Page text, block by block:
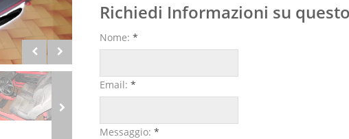
Richiedi Informazioni su
Nome: *
Email: *
Messaggio: *